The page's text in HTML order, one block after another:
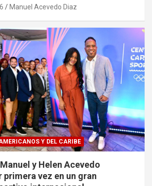
Manuel Acevedo Diaz
Y DEL CARIBE
y Helen Acevedo
vez en un gran